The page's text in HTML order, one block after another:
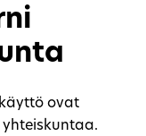
ovat